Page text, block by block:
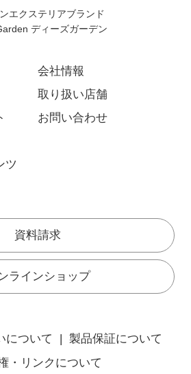
エクステリアブランド
ディーズガーデン
ツ
会社情報
取り扱い店舗
お問い合わせ
資料請求
ラインショップ
について
製品保証について
・リンクについて